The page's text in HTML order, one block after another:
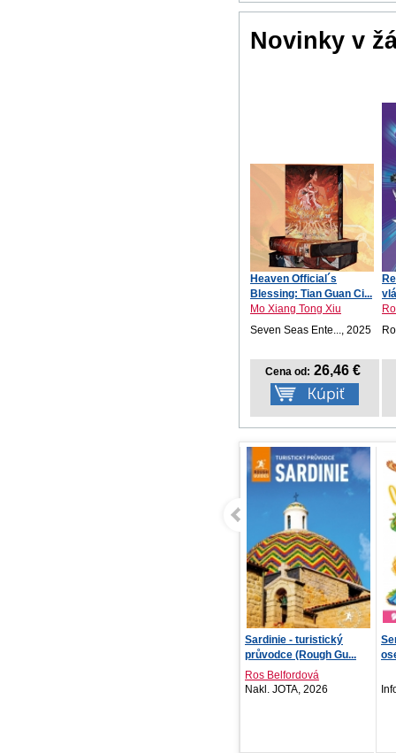
Novinky v
Heaven Official´s
Blessing: Tian Guan Ci...
Mo Xiang Tong Xiu
Seven Seas Ente..., 2025
Cena od: 26,46 €
Sardinie - turistický
průvodce (Rough Gu...
Ros Belfordová
Nakl. JOTA, 2026